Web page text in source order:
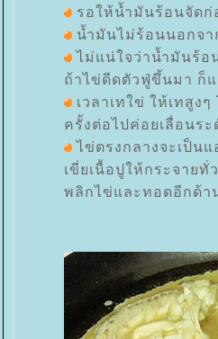
รอให้น้ำมันร้อนจัด
น้ำมันไม่ร้อนนอกจ
ไม่แน่ใจว่าน้ำมันร้อ
ถ้าไข่ดีดตัวฟู่ขึ้นมา ก็แ
เวลาเทใข่ ให้เทสูง
ครั้งต่อไปค่อยเลื่อนร
ไข่ตรงกลางจะเป็น
เขี่ยเนื้อปูให้กระจาย
พลิกไข่และทอดอีกด้า